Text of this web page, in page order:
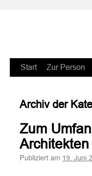
Zum
springen
Start Zur Person
Archiv der
Zum
Architekten
Publiziert am 19. Juni